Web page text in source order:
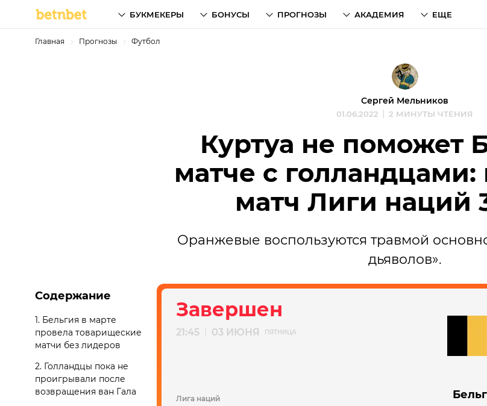
БУКМЕКЕРЫ БОНУСЫ ПРОГНОЗЫ АКАДЕМИЯ ЕЩЕ
Главная Прогнозы Футбол
Сергей Мельников
01.06.2022 2 МИНУТЫ ЧТЕНИЯ
Куртуа не поможет
матче с голландцами:
матч Лиги наций
Оранжевые воспользуются травмой
дьяволов».
Содержание
1. Бельгия в марте
провела товарищеские
матчи без лидеров
2. Голландцы пока не
проигрывали после
возвращения ван Гала
Завершен
21:45 03 ИЮНЯ ПЯТНИЦА
Лига наций